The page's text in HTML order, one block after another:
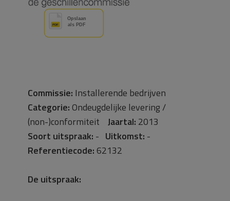
Commissie: Installerende bedrijven
Categorie:Ondeugdelijke levering /
(non-)conformiteit Jaartal: 2013
Soort uitspraak: - Uitkomst: -
Referentiecode:62132
De uitspraak: